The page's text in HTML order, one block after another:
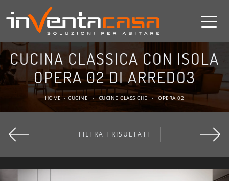
CUCINA CLASSICA CON ISOLA
OPERA 02 DI ARREDO3
HOME - CUCINE - CUCINE CLASSICHE - OPERA 02
FILTRA I RISULTATI